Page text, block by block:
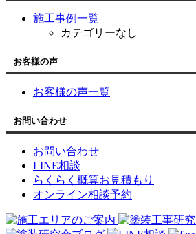
施工事例一覧
カテゴリーなし
お客様の声
お客様の声一覧
お問い合わせ
お問い合わせ
LINE相談
らくらく概算お見積もり
オンライン相談予約